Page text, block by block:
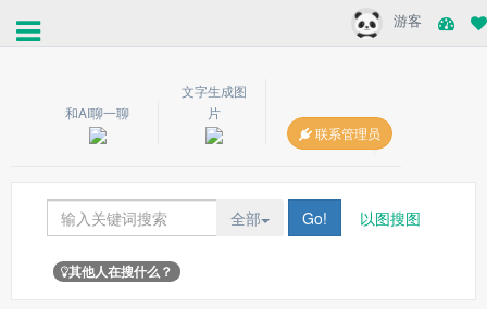
游客
和AI聊一聊
文字生成图
片
联系管理员
全部 Go! 以图搜图
其他人在搜什么？